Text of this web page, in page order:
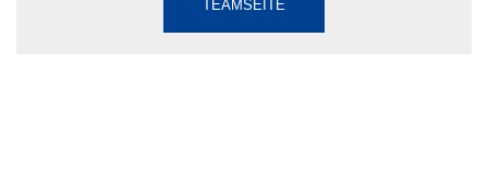
TEAMSEITE